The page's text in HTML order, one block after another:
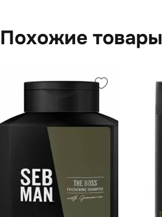
Похожие товары